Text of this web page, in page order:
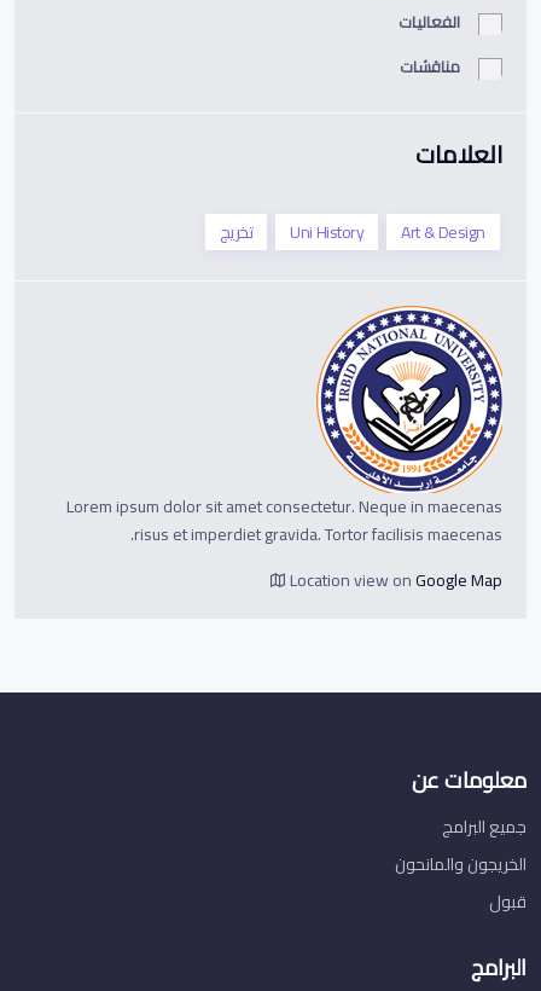
الفعاليات
مناقشات
العلامات
Art & Design
Uni History تخريج
Lorem ipsum dolor sit amet consectetur. Neque in maecenas
risus et imperdiet gravida. Tortor facilisis maecenas.
Location view onGoogle Map
معلومات عن
جميع البرامج
الخريجون والمانحون
قبول
البرامج